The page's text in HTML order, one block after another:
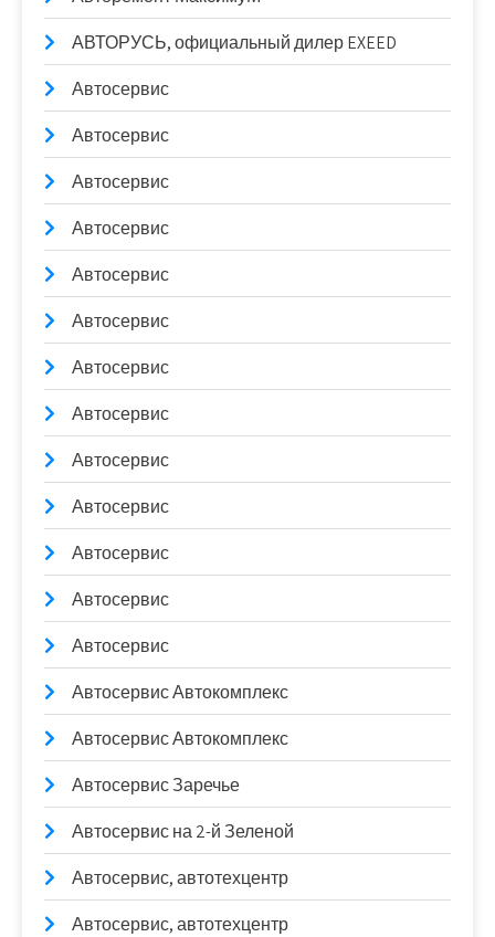
АВТОРУСЬ, официальный дилер EXEED
Автосервис
Автосервис
Автосервис
Автосервис
Автосервис
Автосервис
Автосервис
Автосервис
Автосервис
Автосервис
Автосервис
Автосервис
Автосервис
Автосервис Автокомплекс
Автосервис Автокомплекс
Автосервис Заречье
Автосервис на 2-й Зеленой
Автосервис, автотехцентр
Автосервис, автотехцентр